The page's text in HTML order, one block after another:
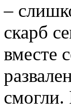
–
скарб
вместе